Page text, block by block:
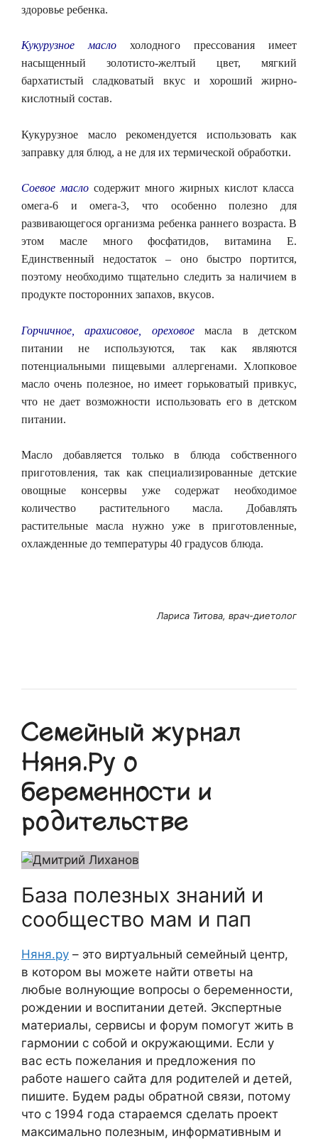
здоровье ребенка.
Кукурузное масло холодного прессования имеет
насыщенный золотисто-желтый цвет, мягкий
бархатистый сладковатый вкус и хороший жирно-
кислотный состав.
Кукурузное масло рекомендуется использовать как
заправку для блюд, а не для их термической обработки.
Соевое масло содержит много жирных кислот класса
омега-6 и омега-3, что особенно полезно для
развивающегося организма ребенка раннего возраста. В
этом масле много фосфатидов, витамина Е.
Единственный недостаток – оно быстро портится,
поэтому необходимо тщательно следить за наличием в
продукте посторонних запахов, вкусов.
Горчичное, арахисовое, ореховоемасла в детском
питании не используются, так как являются
потенциальными пищевыми аллергенами. Хлопковое
масло очень полезное, но имеет горьковатый привкус,
что не дает возможности использовать его в детском
питании.
Масло добавляется только в блюда собственного
приготовления, так как специализированные детские
овощные консервы уже содержат необходимое
количество растительного масла. Добавлять
растительные масла нужно уже в приготовленные,
охлажденные до температуры 40 градусов блюда.
Лариса Титова, врач-диетолог
Семейный журнал
Няня.Ру о
беременности и
родительстве
База полезных знаний и
сообщество мам и пап
Няня.ру – это виртуальный семейный центр,
в котором вы можете найти ответы на
любые волнующие вопросы о беременности,
рождении и воспитании детей. Экспертные
материалы, сервисы и форум помогут жить в
гармонии с собой и окружающими. Если у
вас есть пожелания и предложения по
работе нашего сайта для родителей и детей,
пишите. Будем рады обратной связи, потому
что c 1994 года стараемся сделать проект
максимально полезным, информативным и